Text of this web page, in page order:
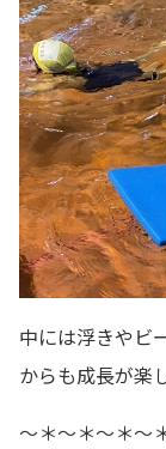
中には浮きやビ
からも成長が楽
～＊～＊～＊～